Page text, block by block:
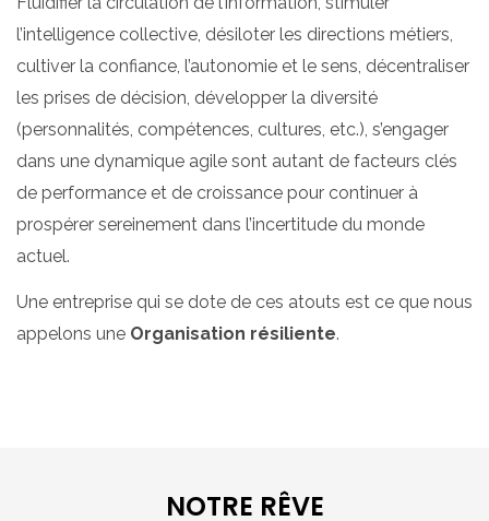
l’intelligence collective, désiloter les directions métiers,
cultiver la confiance, l’autonomie et le sens, décentraliser
les prises de décision, développer la diversité
(personnalités, compétences, cultures, etc.), s’engager
dans une dynamique agile sont autant de facteurs clés
de performance et de croissance pour continuer à
prospérer sereinement dans l’incertitude du monde
actuel.
Une entreprise qui se dote de ces atouts est ce que nous
appelons une Organisation résiliente.
NOTRE RÊVE